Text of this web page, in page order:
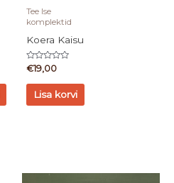
Tee Ise
komplektid
Koera Kaisu
Hinnanguga
/
€19,00
Lisa korvi